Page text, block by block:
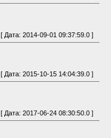
[ Дата: 2014-09-01 09:37:59.0 ]
[ Дата: 2015-10-15 14:04:39.0 ]
[ Дата: 2017-06-24 08:30:50.0 ]